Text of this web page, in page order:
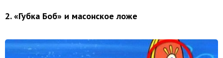
2. «Губка Боб» и масонское ложе